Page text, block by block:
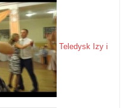
Teledysk Izy i